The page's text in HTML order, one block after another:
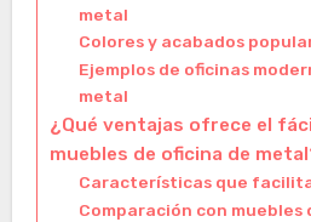
metal
Colores y acabados
Ejemplos de oficinas
metal
¿Qué ventajas ofrece el
muebles de oficina de
Características que
Comparación con